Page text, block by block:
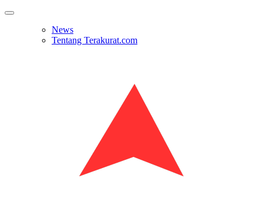
Skip
Off
News
Tentang Terakurat.com